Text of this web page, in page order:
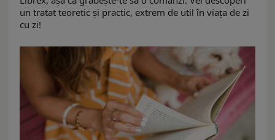
un tratat teoretic și practic, extrem de util în viața de zi
cu zi!